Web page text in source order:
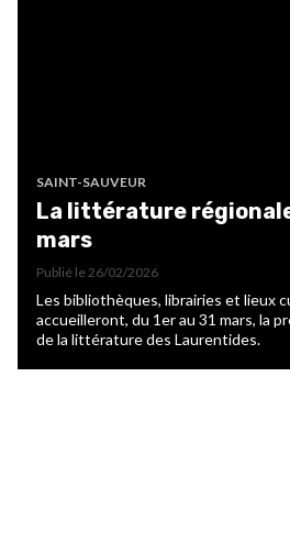
SAINT-SAUVEUR
La littérature
mars
Publié le26/02/2026
Les bibliothèques, librairies et lieux
accueilleront, du 1er au 31 mars, la
de la littérature des Laurentides.